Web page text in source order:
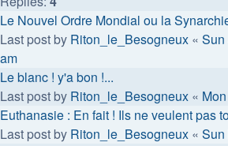
Le Nouvel Ordre Mondial ou la
Last post by Riton_le_Besogneux « Sun
am
Le blanc ! y'a bon !...
Last post by Riton_le_Besogneux «
Euthanasie : En fait ! Ils ne veulent pas
Last post by Riton_le_Besogneux « Sun